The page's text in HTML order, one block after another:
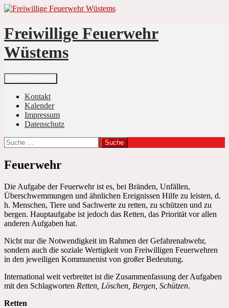
Zum
springen
Freiwillige Feuerwehr
Wüstems
Suchen
Kontakt
Kalender
Impressum
Datenschutz
Suche
nach:
Feuerwehr
Die Aufgabe der Feuerwehr ist es, bei Bränden, Unfällen,
Überschwemmungen und ähnlichen Ereignissen Hilfe zu leisten, d.
h. Menschen, Tiere und Sachwerte zu retten, zu schützen und zu
bergen. Hauptaufgabe ist jedoch das Retten, das Priorität vor allen
anderen Aufgaben hat.
Nicht nur die Notwendigkeit im Rahmen der Gefahrenabwehr,
sondern auch die soziale Wertigkeit von Freiwilligen Feuerwehren
in den jeweiligen Kommunenist von großer Bedeutung.
International weit verbreitet ist die Zusammenfassung der Aufgaben
mit den Schlagworten Retten, Löschen, Bergen, Schützen.
Retten